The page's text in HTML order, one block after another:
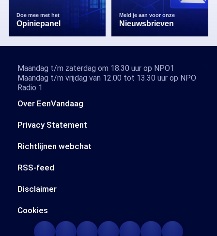
Doe mee met het
Opiniepanel
Meld je aan voor onze
Nieuwsbrieven
Over EenVandaag
Privacy Statement
Richtlijnen webchat
RSS-feed
Disclaimer
Cookies
Maandag t/m zaterdag om 18.30 uur op NPO1
Maandag t/m vrijdag van 12.00 tot 13.30 uur op NPO
Radio 1